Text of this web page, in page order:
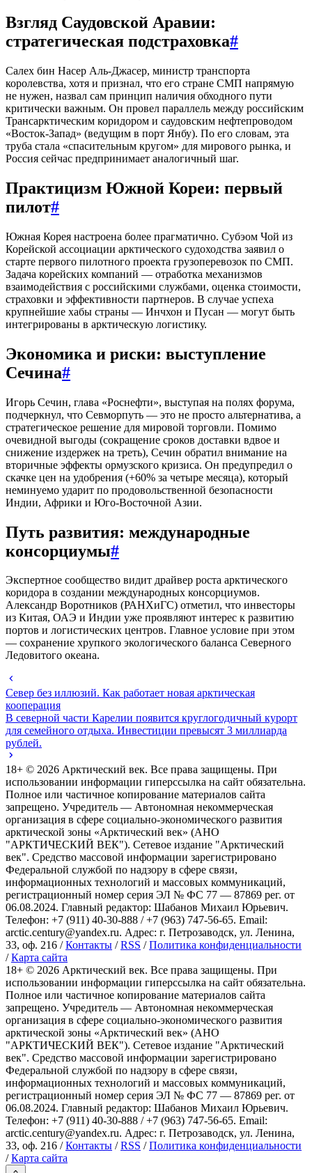
Взгляд Саудовской Аравии:
стратегическая подстраховка#
Салех бин Насер Аль-Джасер, министр транспорта
королевства, хотя и признал, что его стране СМП напрямую
не нужен, назвал сам принцип наличия обходного пути
критически важным. Он провел параллель между российским
Трансарктическим коридором и саудовским нефтепроводом
«Восток-Запад» (ведущим в порт Янбу). По его словам, эта
труба стала «спасительным кругом» для мирового рынка, и
Россия сейчас предпринимает аналогичный шаг.
Практицизм Южной Кореи: первый
пилот#
Южная Корея настроена более прагматично. Субэом Чой из
Корейской ассоциации арктического судоходства заявил о
старте первого пилотного проекта грузоперевозок по СМП.
Задача корейских компаний — отработка механизмов
взаимодействия с российскими службами, оценка стоимости,
страховки и эффективности партнеров. В случае успеха
крупнейшие хабы страны — Инчхон и Пусан — могут быть
интегрированы в арктическую логистику.
Экономика и риски: выступление
Сечина#
Игорь Сечин, глава «Роснефти», выступая на полях форума,
подчеркнул, что Севморпуть — это не просто альтернатива, а
стратегическое решение для мировой торговли. Помимо
очевидной выгоды (сокращение сроков доставки вдвое и
снижение издержек на треть), Сечин обратил внимание на
вторичные эффекты ормузского кризиса. Он предупредил о
скачке цен на удобрения (+60% за четыре месяца), который
неминуемо ударит по продовольственной безопасности
Индии, Африки и Юго-Восточной Азии.
Путь развития: международные
консорциумы#
Экспертное сообщество видит драйвер роста арктического
коридора в создании международных консорциумов.
Александр Воротников (РАНХиГС) отметил, что инвесторы
из Китая, ОАЭ и Индии уже проявляют интерес к развитию
портов и логистических центров. Главное условие при этом
— сохранение хрупкого экологического баланса Северного
Ледовитого океана.
Север без иллюзий. Как работает новая арктическая
кооперация
В северной части Карелии появится круглогодичный курорт
для семейного отдыха. Инвестиции превысят 3 миллиарда
рублей.
18+ © 2026 Арктический век. Все права защищены. При
использовании информации гиперссылка на сайт обязательна.
Полное или частичное копирование материалов сайта
запрещено. Учредитель — Автономная некоммерческая
организация в сфере социально-экономического развития
арктической зоны «Арктический век» (АНО
"АРКТИЧЕСКИЙ ВЕК"). Сетевое издание "Арктический
век". Средство массовой информации зарегистрировано
Федеральной службой по надзору в сфере связи,
информационных технологий и массовых коммуникаций,
регистрационный номер серия ЭЛ № ФС 77 — 87869 рег. от
06.08.2024. Главный редактор: Шабанов Михаил Юрьевич.
Телефон: +7 (911) 40-30-888 / +7 (963) 747-56-65. Email:
arctic.century@yandex.ru. Адрес: г. Петрозаводск, ул. Ленина,
33, оф. 216 /Контакты /RSS /Политика конфиденциальности
/Карта сайта
18+ © 2026 Арктический век. Все права защищены. При
использовании информации гиперссылка на сайт обязательна.
Полное или частичное копирование материалов сайта
запрещено. Учредитель — Автономная некоммерческая
организация в сфере социально-экономического развития
арктической зоны «Арктический век» (АНО
"АРКТИЧЕСКИЙ ВЕК"). Сетевое издание "Арктический
век". Средство массовой информации зарегистрировано
Федеральной службой по надзору в сфере связи,
информационных технологий и массовых коммуникаций,
регистрационный номер серия ЭЛ № ФС 77 — 87869 рег. от
06.08.2024. Главный редактор: Шабанов Михаил Юрьевич.
Телефон: +7 (911) 40-30-888 / +7 (963) 747-56-65. Email:
arctic.century@yandex.ru. Адрес: г. Петрозаводск, ул. Ленина,
33, оф. 216 /Контакты /RSS /Политика конфиденциальности
/Карта сайта